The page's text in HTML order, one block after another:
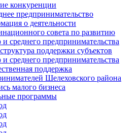
конкуренции
предпринимательство
о деятельности
совета по развитию
и среднего предпринимательства
поддержки субъектов
и среднего предпринимательства
поддержка
Шелеховского района
малого бизнеса
программы